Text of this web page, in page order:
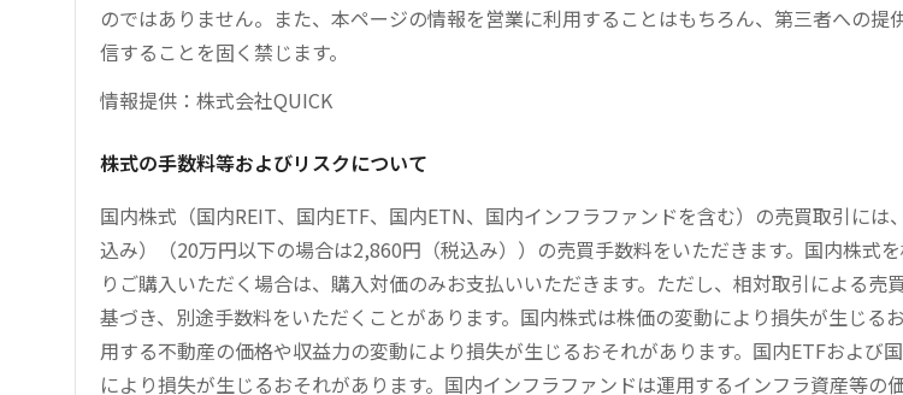
のではありません。また、本ページの情報を営業に利用することはもちろん、第三者への提
信することを固く禁じます。
情報提供：株式会社QUICK
株式の手数料等およびリスクについて
国内株式（国内REIT、国内ETF、国内ETN、国内インフラファンドを含む）の売買取引には
込み）（20万円以下の場合は2,860円（税込み））の売買手数料をいただきます。国内株式
りご購入いただく場合は、購入対価のみお支払いいただきます。ただし、相対取引による売
基づき、別途手数料をいただくことがあります。国内株式は株価の変動により損失が生じる
用する不動産の価格や収益力の変動により損失が生じるおそれがあります。国内ETFおよび
により損失が生じるおそれがあります。国内インフラファンドは運用するインフラ資産等の